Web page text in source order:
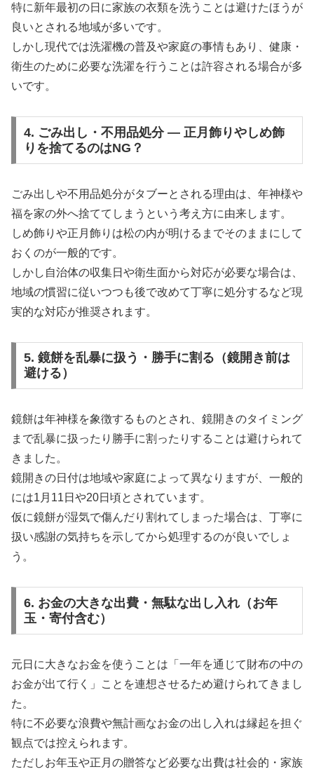
特に新年最初の日に家族の衣類を洗うことは避けたほうが
良いとされる地域が多いです。
しかし現代では洗濯機の普及や家庭の事情もあり、健康・
衛生のために必要な洗濯を行うことは許容される場合が多
いです。
4. ごみ出し・不用品処分 — 正月飾りやしめ飾
りを捨てるのはNG？
ごみ出しや不用品処分がタブーとされる理由は、年神様や
福を家の外へ捨ててしまうという考え方に由来します。
しめ飾りや正月飾りは松の内が明けるまでそのままにして
おくのが一般的です。
しかし自治体の収集日や衛生面から対応が必要な場合は、
地域の慣習に従いつつも後で改めて丁寧に処分するなど現
実的な対応が推奨されます。
5. 鏡餅を乱暴に扱う・勝手に割る（鏡開き前は
避ける）
鏡餅は年神様を象徴するものとされ、鏡開きのタイミング
まで乱暴に扱ったり勝手に割ったりすることは避けられて
きました。
鏡開きの日付は地域や家庭によって異なりますが、一般的
には1月11日や20日頃とされています。
仮に鏡餅が湿気で傷んだり割れてしまった場合は、丁寧に
扱い感謝の気持ちを示してから処理するのが良いでしょ
う。
6. お金の大きな出費・無駄な出し入れ（お年
玉・寄付含む）
元日に大きなお金を使うことは「一年を通じて財布の中の
お金が出て行く」ことを連想させるため避けられてきまし
た。
特に不必要な浪費や無計画なお金の出し入れは縁起を担ぐ
観点では控えられます。
ただしお年玉や正月の贈答など必要な出費は社会的・家族